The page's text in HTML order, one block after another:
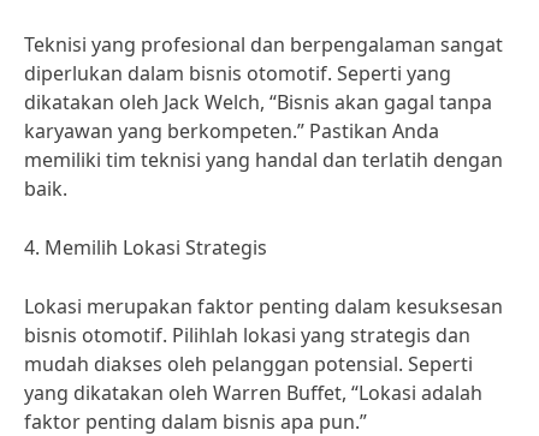
Teknisi yang profesional dan berpengalaman sangat
diperlukan dalam bisnis otomotif. Seperti yang
dikatakan oleh Jack Welch, “Bisnis akan gagal tanpa
karyawan yang berkompeten.” Pastikan Anda
memiliki tim teknisi yang handal dan terlatih dengan
baik.
4. Memilih Lokasi Strategis
Lokasi merupakan faktor penting dalam kesuksesan
bisnis otomotif. Pilihlah lokasi yang strategis dan
mudah diakses oleh pelanggan potensial. Seperti
yang dikatakan oleh Warren Buffet, “Lokasi adalah
faktor penting dalam bisnis apa pun.”